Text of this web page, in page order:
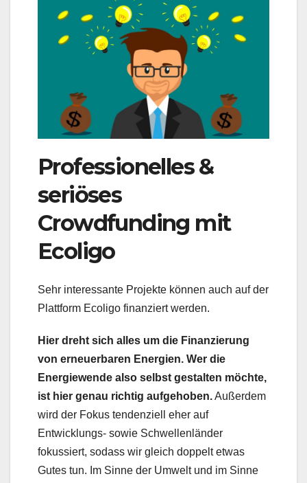
Professionelles &
seriöses
Crowdfunding mit
Ecoligo
Sehr interessante Projekte können auch auf der
Plattform Ecoligo finanziert werden.
Hier dreht sich alles um die Finanzierung
von erneuerbaren Energien. Wer die
Energiewende also selbst gestalten möchte,
ist hier genau richtig aufgehoben.Außerdem
wird der Fokus tendenziell eher auf
Entwicklungs- sowie Schwellenländer
fokussiert, sodass wir gleich doppelt etwas
Gutes tun. Im Sinne der Umwelt und im Sinne